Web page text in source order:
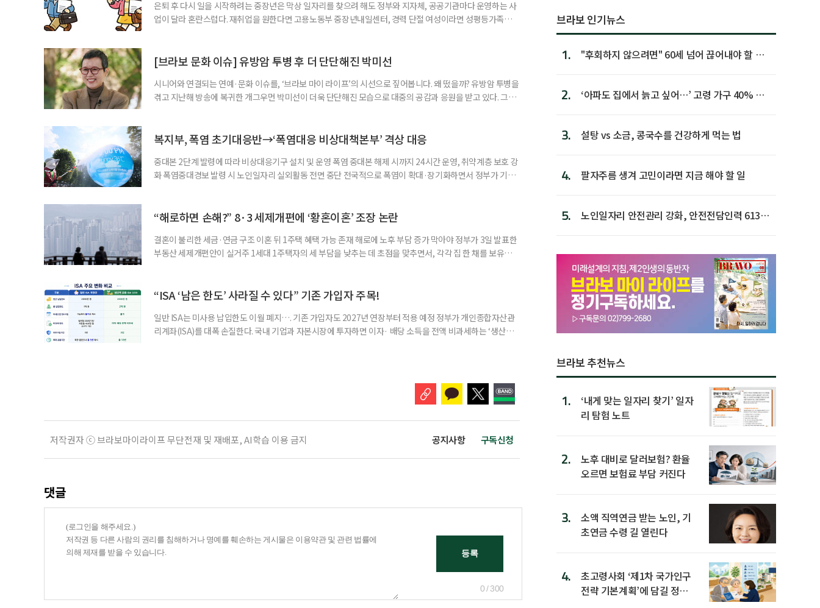
은퇴 후 다시 일을 시작하려는 중장년은 막상 일자리를 찾으려 해도 정부와 지자체, 공공기관마다 운영하는 사
업이 달라 혼란스럽다. 재취업을 원한다면 고용노동부 중장년내일센터, 경력 단절 여성이라면 성평등가족부
준비부터 구직 수당까지 고용노동부 국민취업지원제도 구직활동이 쉽지 않은 사람을 위한 제도다. 개인별 취
업 지원 계획을 세
[브라보 문화 이슈] 유방암 투병 후 더 단단해진 박미선
시니어와 연결되는 연예·문화 이슈를, ‘브라보 마이 라이프’의 시선으로 짚어봅니다. 왜 떴을까? 유방암 투병을
겪고 지난해 방송에 복귀한 개그우먼 박미선이 더욱 단단해진 모습으로 대중의 공감과 응원을 받고 있다. 그러
까. 오랜 방송 생활 뒤 전해진 투병 소식 박미선은 재치 있는 말솜씨와 공감 능력으로
복지부, 폭염 초기대응반→‘폭염대응 비상대책본부’ 격상 대응
중대본 2단계 발령에 따라 비상대응기구 설치 및 운영 폭염 중대본 해제 시까지 24시간 운영, 취약계층 보호 강
화 폭염중대경보 발령 시 노인일자리 실외활동 전면 중단 전국적으로 폭염이 확대·장기화하면서 정부가 기존
책본부(중대본) 2단계(심각)가 발령된 이후에도 폭염이 전국적으로 확대되고 장기화한 데 따른 것이다. 기존에
“해로하면 손해?” 8·3 세제개편에 ‘황혼이혼’ 조장 논란
결혼이 불리한 세금·연금 구조 이혼 뒤 1주택 혜택 가능 존재 해로에 노후 부담 증가 막아야 정부가 3일 발표한
부동산 세제개편안이 실거주 1세대 1주택자의 세 부담을 낮추는 데 초점을 맞추면서, 각각 집 한 채를 보유한
부가 각자 집 한 채씩을 보유하면 한 세대가 두 채를 가진 것으로 보지만, 실제 이혼해 주거와 생계를 분
“ISA ‘남은 한도’ 사라질 수 있다” 기존 가입자 주목!
일반 ISA는 미사용 납입한도 이월 폐지…. 기존 가입자도 2027년 연장부터 적용 예정 정부가 개인종합자산관
리계좌(ISA)를 대폭 손질한다. 국내 기업과 자본시장에 투자하면 이자· 배당 소득을 전액 비과세하는 ‘생산적
저작권자 ⓒ 브라보마이라이프 무단전재 및 재배포, AI학습 이용 금지 공지사항 구독신청
댓글
0 / 300
브라보 인기뉴스
1.
"후회하지 않으려면" 60세 넘어 끊어내야 할 사
2.
‘아파도 집에서 늙고 싶어…’ 고령 가구 40% 노
3. 설탕 vs 소금, 콩국수를 건강하게 먹는 법
4. 팔자주름 생겨 고민이라면 지금 해야 할 일
5.
노인일자리 안전관리 강화, 안전전담인력 613명
브라보 추천뉴스
1.
‘내게 맞는 일자리 찾기’ 일자
리 탐험 노트
2.
노후 대비로 달러보험? 환율
오르면 보험료 부담 커진다
3.
소액 직역연금 받는 노인, 기
초연금 수령 길 열린다
4.
초고령사회 ‘제1차 국가인구
전략 기본계획’에 담길 정책